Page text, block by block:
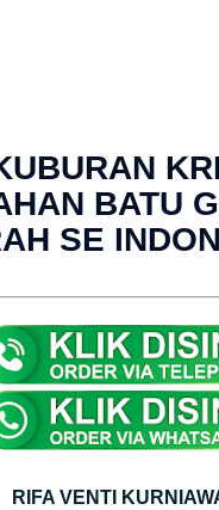
BATU
SE
RIFA VENTI